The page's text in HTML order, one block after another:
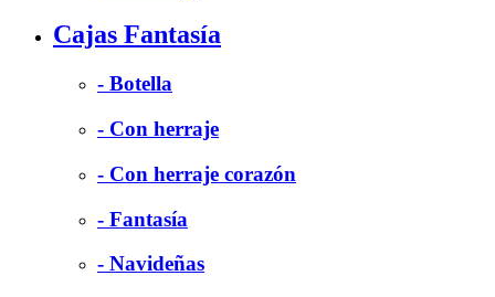
Cajas Fantasía
- Botella
- Con herraje
- Con herraje corazón
- Fantasía
- Navideñas